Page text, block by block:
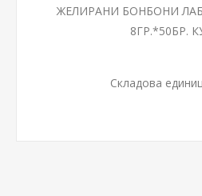
ЖЕЛИРАНИ БОНБОНИ
8ГР.*50БР.
Складова